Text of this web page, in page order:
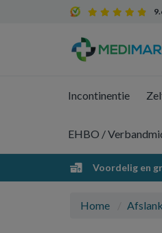
Incontinentie
EHBO /
Voordelig en
Home